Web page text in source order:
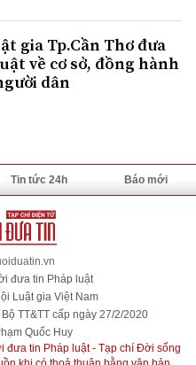
gia Tp.Cần Thơ đưa
về cơ sở, đồng hành
dân
Tin tức 24h Báo mới
đưa tin Pháp luật
Luật gia Việt Nam
TT&TT cấp ngày 27/2/2020
Quốc Huy
đưa tin Pháp luật - Tạp chí Đời sống